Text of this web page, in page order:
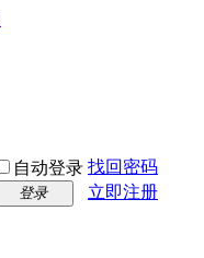
自动登录 找回密码
登录 立即注册